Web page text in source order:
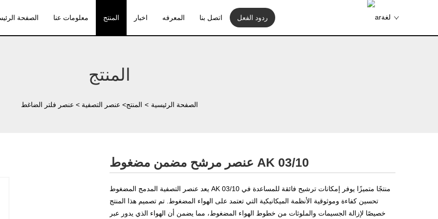
الصفحة معلومات عنا المنتج اخبار المعرفه اتصل بنا ردود الفعل لغة
المنتج
الصفحة الرئيسية > المنتج> عنصر التصفية > عنصر فلتر الضاغط
عنصر مرشح مضمن مضغوط AK 03/10
يعد عنصر التصفية المدمج المضغوط AK 03/10 منتجًا متميزًا يوفر إمكانات ترشيح فائقة للمساعدة في
تحسين كفاءة وموثوقية الأنظمة الميكانيكية التي تعتمد على الهواء المضغوط. تم تصميم هذا المنتج
خصيصًا لإزالة الجسيمات والملوثات من خطوط الهواء المضغوط، مما يضمن أن الهواء الذي يدور عبر